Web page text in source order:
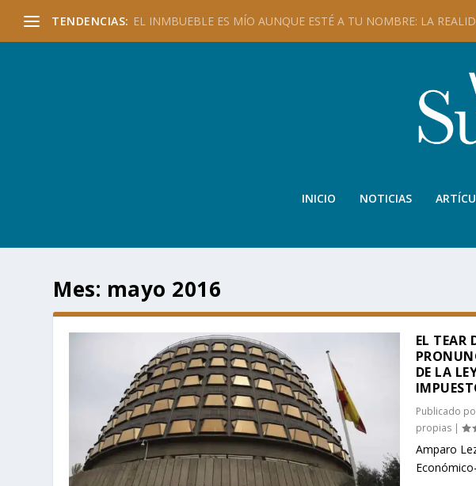
TENDENCIAS: EL INMBUEBLE ES MÍO AUNQUE ESTÉ A TU NOMBRE: LA
INICIO NOTICIAS
Mes: mayo 2016
EL TEAR
DE LA
Publicado
propias|
Amparo